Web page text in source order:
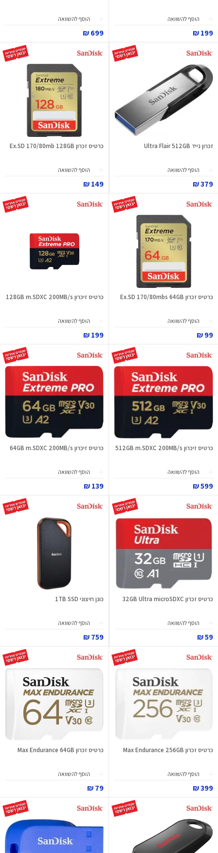
הוסף להשוואה
199 ₪
הוסף להשוואה
699 ₪
זכרון נייד Ultra Flair 512GB
הוסף להשוואה
379 ₪
כרטיס זכרון Ex.SD 170/80mb 128GB
הוסף להשוואה
149 ₪
כרטיס זכרון Ex.SD 170/80mbs 64GB
הוסף להשוואה
99 ₪
כרטיס זיכרון 128GB m.SDXC 200MB/s
הוסף להשוואה
199 ₪
כרטיס זיכרון 512GB m.SDXC 200MB/s
הוסף להשוואה
599 ₪
כרטיס זיכרון 64GB m.SDXC 200MB/s
הוסף להשוואה
139 ₪
כרטיס זכרון 32GB Ultra microSDXC
הוסף להשוואה
59 ₪
כונן חיצוני 1TB SSD
הוסף להשוואה
759 ₪
כרטיס זכרון Max Endurance 256GB
הוסף להשוואה
399 ₪
כרטיס זכרון Max Endurance 64GB
הוסף להשוואה
79 ₪